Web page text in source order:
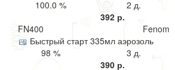
100.0 %
2 д.
392 р.
FN400
Fenom
Быстрый старт 335мл аэрозоль
98 %
3 д.
390 р.